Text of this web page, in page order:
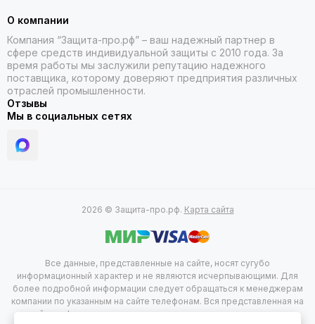
О компании
Компания “Защита-про.рф” – ваш надежный партнер в
сфере средств индивидуальной защиты с 2010 года. За
время работы мы заслужили репутацию надежного
поставщика, которому доверяют предприятия различных
отраслей промышленности.
Отзывы
Мы в социальных сетях
2026 © Защита-про.рф. Карта сайта
Все данные, представленные на сайте, носят сугубо
информационный характер и не являются исчерпывающими. Для
более подробной информации следует обращаться к менеджерам
компании по указанным на сайте телефонам. Вся представленная на
сайте информация, касающаяся комплектации, технических